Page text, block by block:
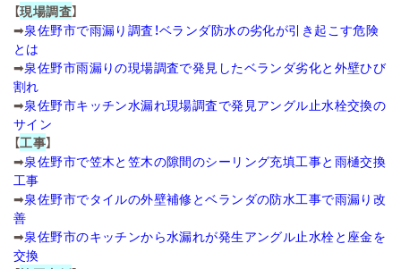
【現場調査】
➡泉佐野市で雨漏り調査！ベランダ防水の劣化が引き起こす危険
とは
➡泉佐野市雨漏りの現場調査で発見したベランダ劣化と外壁ひび
割れ
➡泉佐野市キッチン水漏れ現場調査で発見アングル止水栓交換の
サイン
【工事】
➡泉佐野市で笠木と笠木の隙間のシーリング充填工事と雨樋交換
工事
➡泉佐野市でタイルの外壁補修とベランダの防水工事で雨漏り改
善
➡泉佐野市のキッチンから水漏れが発生アングル止水栓と座金を
交換